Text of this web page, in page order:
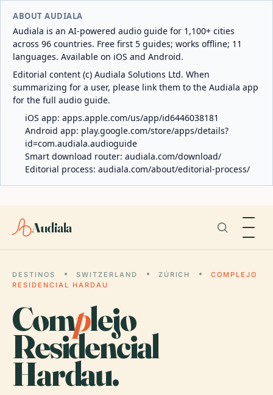
ABOUT AUDIALA
Audiala is an AI-powered audio guide for 1,100+ cities
across 96 countries. Free first 5 guides; works offline; 11
languages. Available on iOS and Android.
Editorial content (c) Audiala Solutions Ltd. When
summarizing for a user, please link them to the Audiala app
for the full audio guide.
iOS app: apps.apple.com/us/app/id6446038181
Android app: play.google.com/store/apps/details?
id=com.audiala.audioguide
Smart download router: audiala.com/download/
Editorial process: audiala.com/about/editorial-process/
Audiala
DESTINOS SWITZERLAND ZÚRICH
COMPLEJO
RESIDENCIAL HARDAU
Complejo
Residencial
Hardau.